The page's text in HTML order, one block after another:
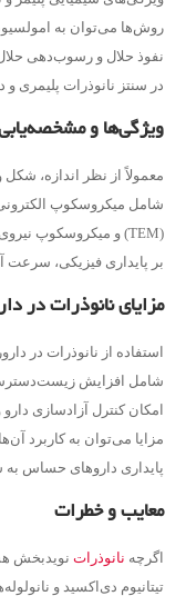
روش‌ها می‌توان به
نفوذ حلال و رسوب‌دهی
در سنتز نانوذرات پلیمری و
ویژگی‌ها و
معمولاً از نظر اندازه،
بر پایداری فیزیکی، سرعت
مزایای نانوذرات در
استفاده از نانوذرات در
شامل افزایش
امکان کنترل آزادسازی
پایداری داروهای حساس
معایب و خطرات
اگرچه نانوذرات نویدبخش
تیتانیوم دی‌اکسید و